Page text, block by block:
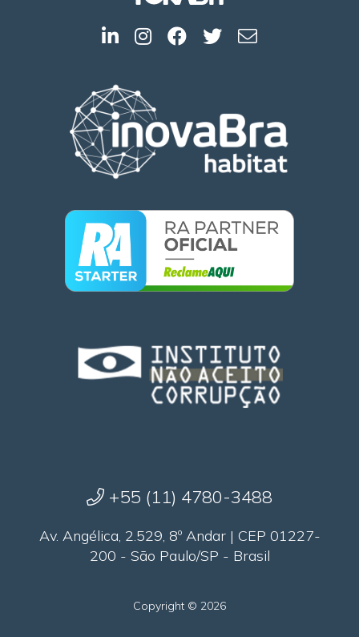
+55 (11) 4780-3488
Av. Angélica, 2.529, 8º Andar | CEP 01227-
200 - São Paulo/SP - Brasil
Copyright © 2026